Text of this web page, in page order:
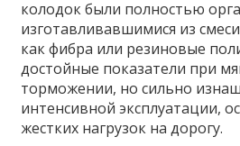
колодок были полностью
изготавливавшимися из
как фибра или резиновые
достойные показатели при
торможении, но сильно
интенсивной эксплуатации,
жестких нагрузок на дорогу.